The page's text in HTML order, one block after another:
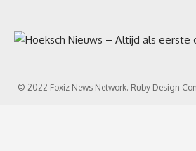
© 2022 Foxiz News Network. Ruby Design